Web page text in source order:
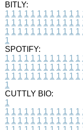
BITLY:
1 1 1 1 1 1 1 1 1 1 1 1
1 1 1 1 1 1 1 1 1 1 1 1
1 1 1 1 1 1 1 1 1 1 1 1
1
SPOTIFY:
1 1 1 1 1 1 1 1 1 1 1 1
1 1 1 1 1 1 1 1 1 1 1 1
1 1 1 1 1 1 1 1 1 1 1 1
1
CUTTLY BIO:
1
1 1 1 1 1 1 1 1 1 1 1 1
1 1 1 1 1 1 1 1 1 1 1 1